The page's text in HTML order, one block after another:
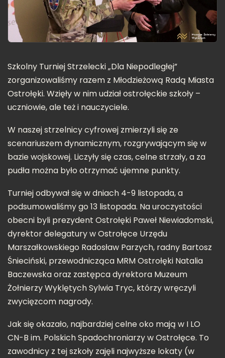
Szkolny Turniej Strzelecki „Dla Niepodległej”
zorganizowaliśmy razem z Młodzieżową Radą Miasta
Ostrołęki. Wzięły w nim udział ostrołęckie szkoły –
uczniowie, ale też i nauczyciele.
W naszej strzelnicy cyfrowej zmierzyli się ze
scenariuszem dynamicznym, rozgrywającym się w
bazie wojskowej. Liczyły się czas, celne strzały, a za
pudła można było otrzymać ujemne punkty.
Turniej odbywał się w dniach 4-9 listopada, a
podsumowaliśmy go 13 listopada. Na uroczystości
obecni byli prezydent Ostrołęki Paweł Niewiadomski,
dyrektor delegatury w Ostrołęce Urzędu
Marszałkowskiego Radosław Parzych, radny Bartosz
Śnieciński, przewodnicząca MRM Ostrołęki Natalia
Baczewska oraz zastępca dyrektora Muzeum
Żołnierzy Wyklętych Sylwia Tryc, którzy wręczyli
zwycięzcom nagrody.
Jak się okazało, najbardziej celne oko mają w I LO
CN-B im. Polskich Spadochroniarzy w Ostrołęce. To
zawodnicy z tej szkoły zajęli najwyższe lokaty (w